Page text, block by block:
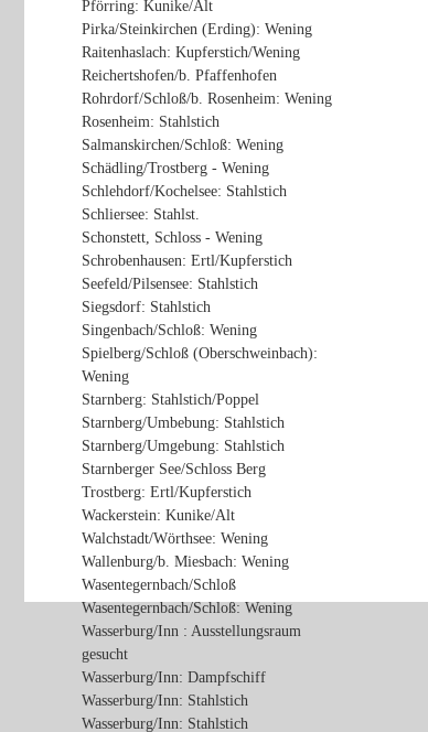
Pförring: Kunike/Alt
Pirka/Steinkirchen (Erding): Wening
Raitenhaslach: Kupferstich/Wening
Reichertshofen/b. Pfaffenhofen
Rohrdorf/Schloß/b. Rosenheim: Wening
Rosenheim: Stahlstich
Salmanskirchen/Schloß: Wening
Schädling/Trostberg - Wening
Schlehdorf/Kochelsee: Stahlstich
Schliersee: Stahlst.
Schonstett, Schloss - Wening
Schrobenhausen: Ertl/Kupferstich
Seefeld/Pilsensee: Stahlstich
Siegsdorf: Stahlstich
Singenbach/Schloß: Wening
Spielberg/Schloß (Oberschweinbach):
Wening
Starnberg: Stahlstich/Poppel
Starnberg/Umbebung: Stahlstich
Starnberg/Umgebung: Stahlstich
Starnberger See/Schloss Berg
Trostberg: Ertl/Kupferstich
Wackerstein: Kunike/Alt
Walchstadt/Wörthsee: Wening
Wallenburg/b. Miesbach: Wening
Wasentegernbach/Schloß
Wasentegernbach/Schloß: Wening
Wasserburg/Inn : Ausstellungsraum
gesucht
Wasserburg/Inn: Dampfschiff
Wasserburg/Inn: Stahlstich
Wasserburg/Inn: Stahlstich